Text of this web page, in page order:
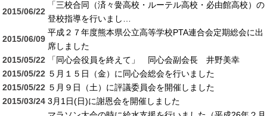
2015/06/22
「三校合同（済々黌高校・ルーテル高校・必由館高校）の
登校指導を行いまし…
2015/06/09
平成２７年度熊本県公立高等学校PTA連合会定期総会に出
席しました
2015/05/22
「同心会役員を終えて」 同心会副会長 井野美幸
2015/05/22 ５月１５日（金）に同心会総会を行いました
2015/05/22 ５月９日（土）に評議委員会を開催しました
2015/03/24 3月1日(日)に謝恩会を開催しました